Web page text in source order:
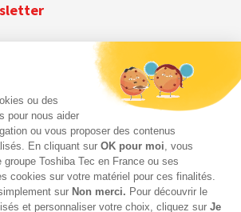
acceptez que Toshiba Tec France collecte vos
Pour plus d’informations sur notre politique en matière
cliquez ici.Obligatoire
ou des
pour nous aider
ou vous proposer des contenus
En cliquant sur OK pour moi , vous
Toshiba Tec en France ou ses
cookies sur votre matériel pour ces finalités.
sur Non merci. Pour découvrir le
et personnaliser votre choix, cliquez sur Je